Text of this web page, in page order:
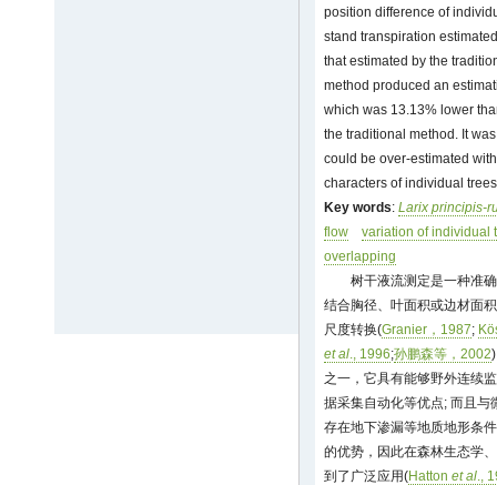
position difference of
stand transpiration
that estimated by the
method produced an
which was 13.13% lower
the traditional method. It
could be over-estimated
characters of individual
Key words: Larix principis-
flow
variation of individual
overlapping
树干液流测定是一种准
结合胸径、叶面积或边材面
尺度转换(Granier，1987;
et al ., 1996;孙鹏森等，2002
之一，它具有能够野外连续
据采集自动化等优点; 而且与
存在地下渗漏等地质地形条
的优势，因此在森林生态学
到了广泛应用(Hatton et al .,